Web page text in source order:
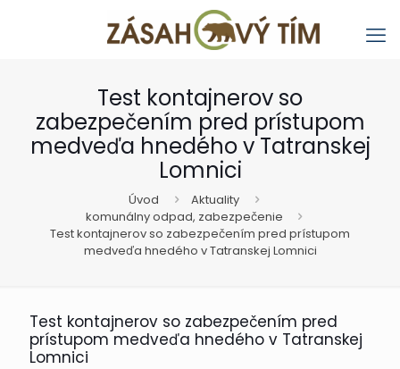
Test kontajnerov so
zabezpečením pred prístupom
medveďa hnedého v Tatranskej
Lomnici
Úvod
Aktuality
komunálny odpad, zabezpečenie
Test kontajnerov so zabezpečením pred prístupom
medveďa hnedého v Tatranskej Lomnici
Test kontajnerov so zabezpečením pred
prístupom medveďa hnedého v Tatranskej
Lomnici